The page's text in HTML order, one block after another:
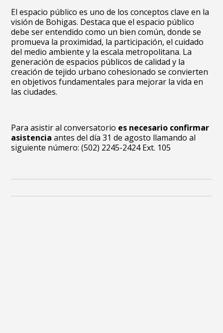
El espacio público es uno de los conceptos clave en la
visión de Bohigas. Destaca que el espacio público
debe ser entendido como un bien común, donde se
promueva la proximidad, la participación, el cuidado
del medio ambiente y la escala metropolitana. La
generación de espacios públicos de calidad y la
creación de tejido urbano cohesionado se convierten
en objetivos fundamentales para mejorar la vida en
las ciudades.
Para asistir al conversatorio es necesario confirmar
asistencia antes del día 31 de agosto llamando al
siguiente número: (502) 2245-2424 Ext. 105